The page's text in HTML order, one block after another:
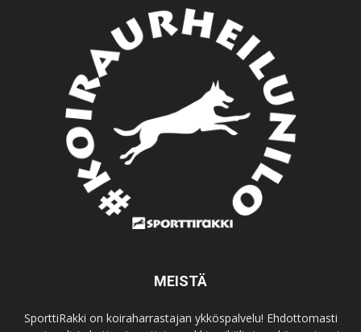
MEISTÄ
SporttiRakki on koiraharrastajan ykköspalvelu! Ehdottomasti